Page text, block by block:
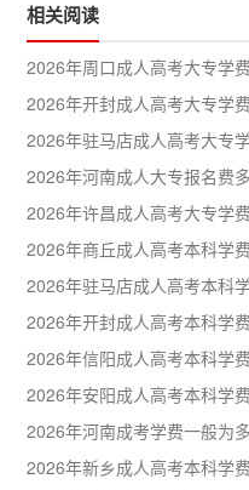
相关阅读
2026年周口成人高考大专学
2026年开封成人高考大专学
2026年驻马店成人高考大专
2026年河南成人大专报名费
2026年许昌成人高考大专学
2026年商丘成人高考本科学
2026年驻马店成人高考本科
2026年开封成人高考本科学
2026年信阳成人高考本科学
2026年安阳成人高考本科学
2026年河南成考学费一般为
2026年新乡成人高考本科学